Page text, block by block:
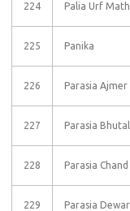
224 Palia Urf
225 Panika
226 Parasia Ajmer
227 Parasia
228 Parasia Chand
229 Parasia Dewar